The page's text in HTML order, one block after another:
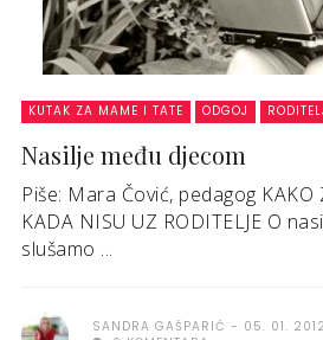
KUTAK ZA MAME I TATE ODGOJ
Nasilje među djecom
Piše: Mara Čović, pedagog KAKO
KADA NISU UZ RODITELJE O
slušamo ...
SANDRA GAŠPARIĆ
05. 01.